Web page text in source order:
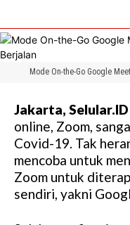
Mode On-the-Go Google
Jakarta, Selular.ID
online, Zoom,
Covid-19. Tak
mencoba untuk
Zoom untuk
sendiri, yakni